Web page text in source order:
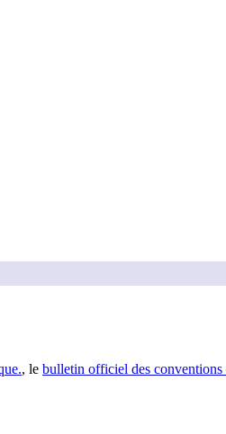
, le bulletin officiel des